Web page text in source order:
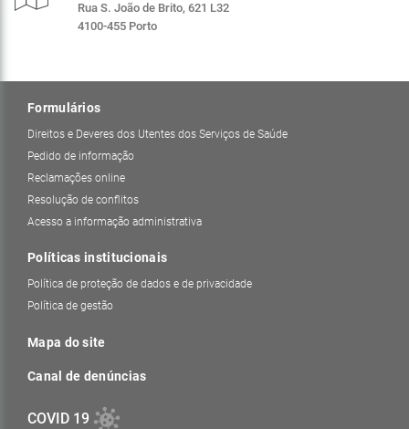
Rua S. João de Brito, 621 L32
4100-455 Porto
Formulários
Direitos e Deveres dos Utentes dos Serviços de Saúde
Pedido de informação
Reclamações online
Resolução de conflitos
Acesso a informação administrativa
Políticas institucionais
Política de proteção de dados e de privacidade
Política de gestão
Mapa do site
Canal de denúncias
COVID 19